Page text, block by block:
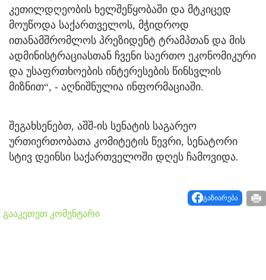
კეთილდღეობის ხელშეწყობაში და მტკიცედ
მოუწოდა საქართველოს, მჭიდროდ
ითანამშრომლოს პრეზიდენტ ტრამპთან და მის
ადმინისტრაციასთან ჩვენი საერთო ეკონომიკური
და უსაფრთხოების ინტერესების წინსვლის
მიზნით“, - აღნიშნულია ინფორმაციაში.
შეგახსენებთ, აშშ-ის სენატის საგარეო
ურთიერთობათა კომიტეტის წევრი, სენატორი
სტივ დეინსი საქართველოში დღეს ჩამოვიდა.
გაზიარება
გააკეთეთ კომენტარი